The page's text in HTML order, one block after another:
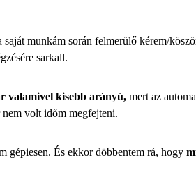
munkám során felmerülő kérem/
sarkall.
valamivel kisebb arányú, mert az
volt időm megfejteni.
gépiesen. És ekkor döbbentem rá, hogy